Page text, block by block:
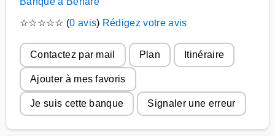
☆☆☆☆☆ (0 avis) Rédigez votre avis
Contactez par mail Plan Itinéraire
Ajouter à mes favoris
Je suis cette banque Signaler une erreur